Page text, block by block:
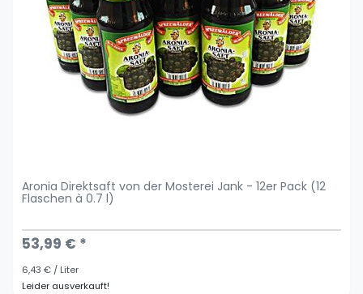
Aronia Direktsaft von der Mosterei Jank - 12er Pack (12
Flaschen à 0.7 l)
53,99 € *
6,43 € / Liter
Leider ausverkauft!